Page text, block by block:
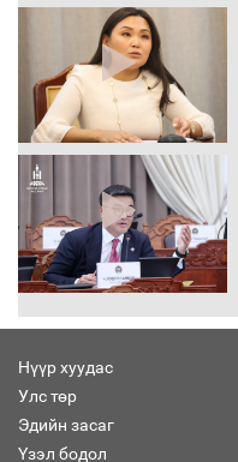
Нүүр хуудас
Улс төр
Эдийн засаг
Үзэл бодол